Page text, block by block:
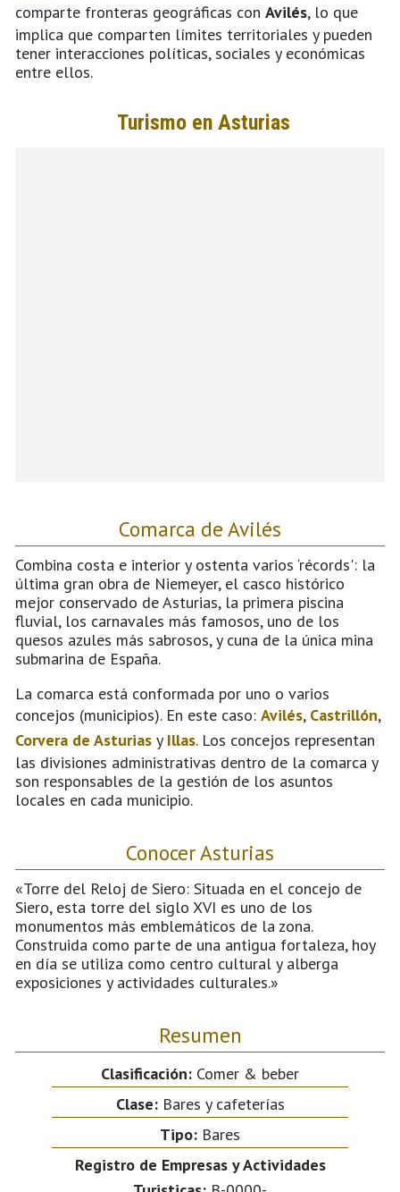
comparte fronteras geográficas con Avilés, lo que
implica que comparten límites territoriales y pueden
tener interacciones políticas, sociales y económicas
entre ellos.
Comarca de Avilés
Combina costa e interior y ostenta varios ‘récords': la
última gran obra de Niemeyer, el casco histórico
mejor conservado de Asturias, la primera piscina
fluvial, los carnavales más famosos, uno de los
quesos azules más sabrosos, y cuna de la única mina
submarina de España.
La comarca está conformada por uno o varios
concejos (municipios). En este caso: Avilés, Castrillón,
Corvera de Asturias y Illas. Los concejos representan
las divisiones administrativas dentro de la comarca y
son responsables de la gestión de los asuntos
locales en cada municipio.
Conocer Asturias
«Torre del Reloj de Siero: Situada en el concejo de
Siero, esta torre del siglo XVI es uno de los
monumentos más emblemáticos de la zona.
Construida como parte de una antigua fortaleza, hoy
en día se utiliza como centro cultural y alberga
exposiciones y actividades culturales.»
Resumen
Clasificación: Comer & beber
Clase:Bares y cafeterías
Tipo: Bares
Registro de Empresas y Actividades